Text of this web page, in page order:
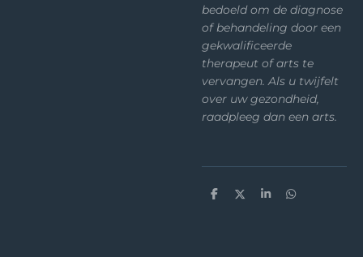
bedoeld om de diagnose
of behandeling door een
gekwalificeerde
therapeut of arts te
vervangen. Als u twijfelt
over uw gezondheid,
raadpleeg dan een arts.
D
D
S
D